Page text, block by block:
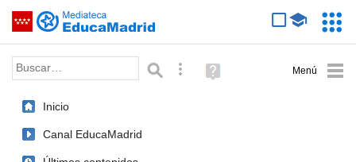
Saltar navegación
Palabra o frase: Búsqueda avanzada
Ayuda
(en
Inicio
Canal EducaMadrid